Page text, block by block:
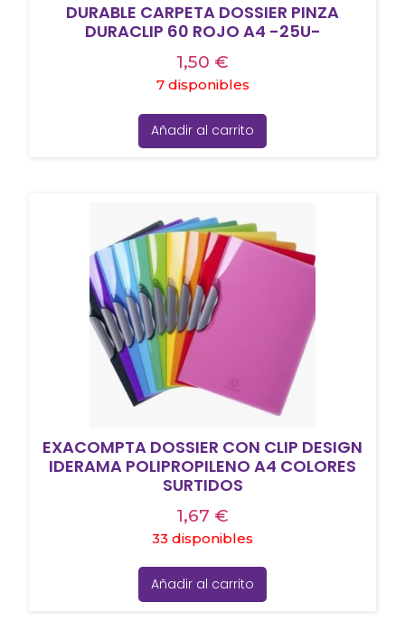
DURABLE CARPETA DOSSIER PINZA
DURACLIP 60 ROJO A4 -25U-
1,50 €
7 disponibles
Añadir al carrito
EXACOMPTA DOSSIER CON CLIP DESIGN
IDERAMA POLIPROPILENO A4 COLORES
SURTIDOS
1,67 €
33 disponibles
Añadir al carrito